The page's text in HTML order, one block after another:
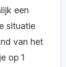
een
situatie
van het
op 1